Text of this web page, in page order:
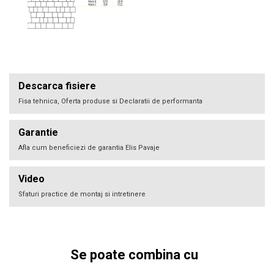
Descarca fisiere
Fisa tehnica, Oferta produse si Declaratii de performanta
Garantie
Afla cum beneficiezi de garantia Elis Pavaje
Video
Sfaturi practice de montaj si intretinere
Se poate combina cu